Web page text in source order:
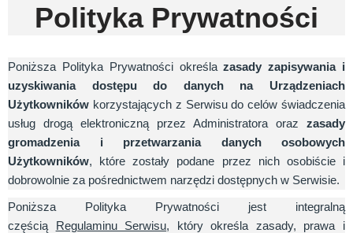
Polityka Prywatności
Poniższa Polityka Prywatności określazasady zapisywania i
uzyskiwania dostępu do danych na Urządzeniach
Użytkowników korzystających z Serwisu do celów świadczenia
usług drogą elektroniczną przez Administratora oraz zasady
gromadzenia i przetwarzania danych osobowych
Użytkowników, które zostały podane przez nich osobiście i
dobrowolnie za pośrednictwem narzędzi dostępnych w Serwisie.
Poniższa Polityka Prywatności jest integralną
częścią Regulaminu Serwisu, który określa zasady, prawa i